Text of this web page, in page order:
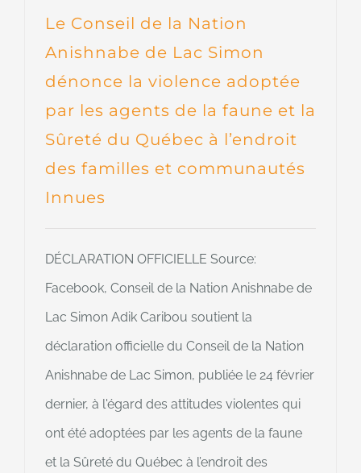
Le Conseil de la Nation
Anishnabe de Lac Simon
dénonce la violence adoptée
par les agents de la faune et la
Sûreté du Québec à l’endroit
des familles et communautés
Innues
DÉCLARATION OFFICIELLE Source:
Facebook, Conseil de la Nation Anishnabe de
Lac Simon Adik Caribou soutient la
déclaration officielle du Conseil de la Nation
Anishnabe de Lac Simon, publiée le 24 février
dernier, à l'égard des attitudes violentes qui
ont été adoptées par les agents de la faune
et la Sûreté du Québec à l’endroit des